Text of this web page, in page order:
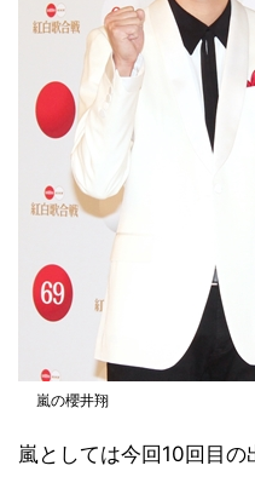
嵐の櫻井翔
嵐としては今回10回目